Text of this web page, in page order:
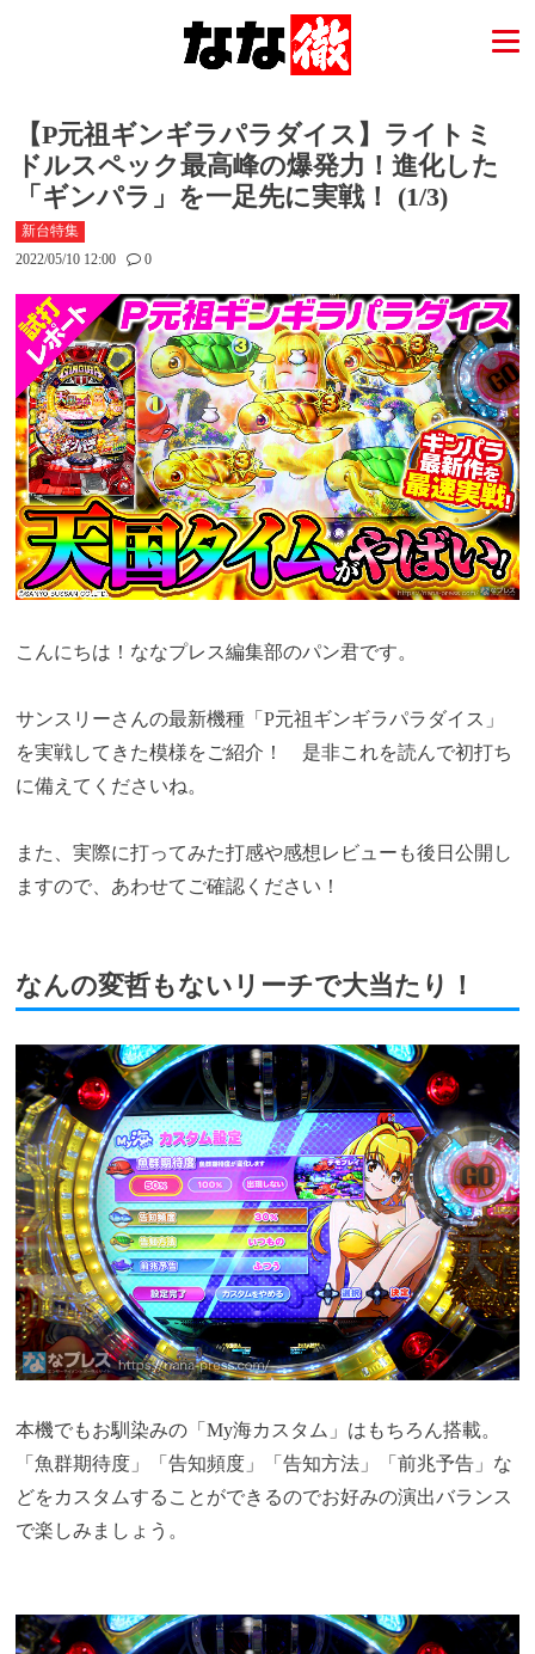
【P元祖ギンギラパラダイス】ライトミ
ドルスペック最高峰の爆発力！進化した
「ギンパラ」を一足先に実戦！ (1/3)
新台特集
2022/05/10 12:00
0
こんにちは！ななプレス編集部のパン君です。
サンスリーさんの最新機種「P元祖ギンギラパラダイス」
を実戦してきた模様をご紹介！ 是非これを読んで初打ち
に備えてくださいね。
また、実際に打ってみた打感や感想レビューも後日公開し
ますので、あわせてご確認ください！
なんの変哲もないリーチで大当たり！
本機でもお馴染みの「My海カスタム」はもちろん搭載。
「魚群期待度」「告知頻度」「告知方法」「前兆予告」な
どをカスタムすることができるのでお好みの演出バランス
で楽しみましょう。